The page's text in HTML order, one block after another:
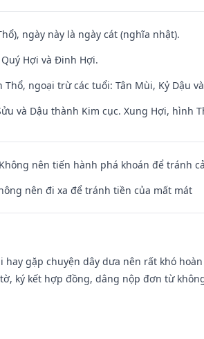
ngày này là ngày cát (nghĩa nhật).
Hợi và Đinh Hợi.
ngoại trừ các tuổi: Tân Mùi, Kỷ Dậu
và Dậu thành Kim cục. Xung Hợi, hình
nên tiến hành phá khoán để tránh
nên đi xa để tránh tiền của mất mát
hay gặp chuyện dây dưa nên rất khó
ký kết hợp đồng, dâng nộp đơn từ